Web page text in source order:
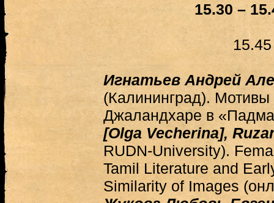
15.30 –
Игнатьев Андрей
(Калининград). Мотивы
Джаландхаре в
[Olga Vecherina],
RUDN-University).
Tamil Literature and
Similarity of Images